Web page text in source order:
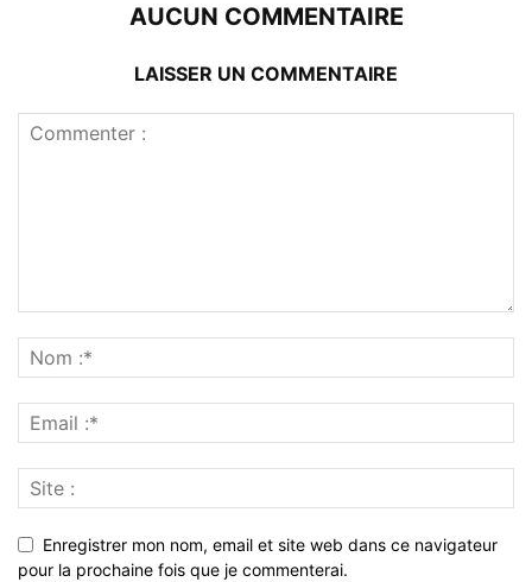
AUCUN COMMENTAIRE
LAISSER UN COMMENTAIRE
Enregistrer mon nom, email et site web dans ce navigateur
pour la prochaine fois que je commenterai.